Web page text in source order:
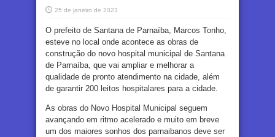
25 de janeiro de 2023
O prefeito de Santana de Parnaíba, Marcos Tonho,
esteve no local onde acontece as obras de
construção do novo hospital municipal de Santana
de Parnaíba, que vai ampliar e melhorar a
qualidade de pronto atendimento na cidade, além
de garantir 200 leitos hospitalares para a cidade.
As obras do Novo Hospital Municipal seguem
avançando em ritmo acelerado e muito em breve
um dos maiores sonhos dos parnaibanos deve ser